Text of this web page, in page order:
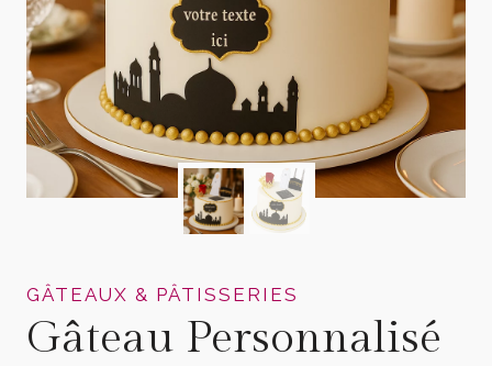
GÂTEAUX & PÂTISSERIES
Gâteau Personnalisé